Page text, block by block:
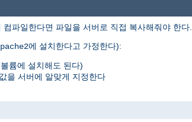
파일한다면 파일을 서버로 직접 복사해줘야 한다.
에 설치한다고 가정한다):
륨에 설치해도 된다)
을 서버에 알맞게 지정한다